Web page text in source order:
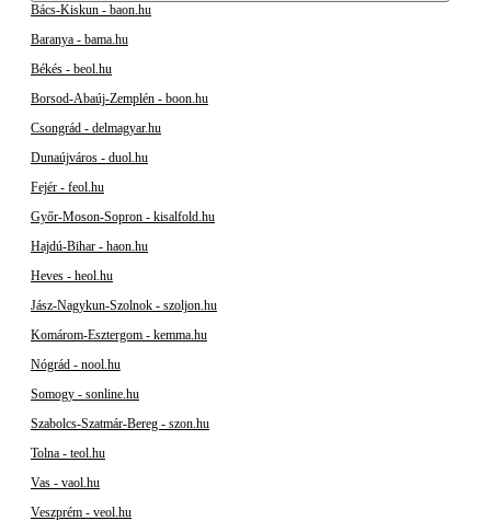
Bács-Kiskun - baon.hu
Baranya - bama.hu
Békés - beol.hu
Borsod-Abaúj-Zemplén - boon.hu
Csongrád - delmagyar.hu
Dunaújváros - duol.hu
Fejér - feol.hu
Győr-Moson-Sopron - kisalfold.hu
Hajdú-Bihar - haon.hu
Heves - heol.hu
Jász-Nagykun-Szolnok - szoljon.hu
Komárom-Esztergom - kemma.hu
Nógrád - nool.hu
Somogy - sonline.hu
Szabolcs-Szatmár-Bereg - szon.hu
Tolna - teol.hu
Vas - vaol.hu
Veszprém - veol.hu